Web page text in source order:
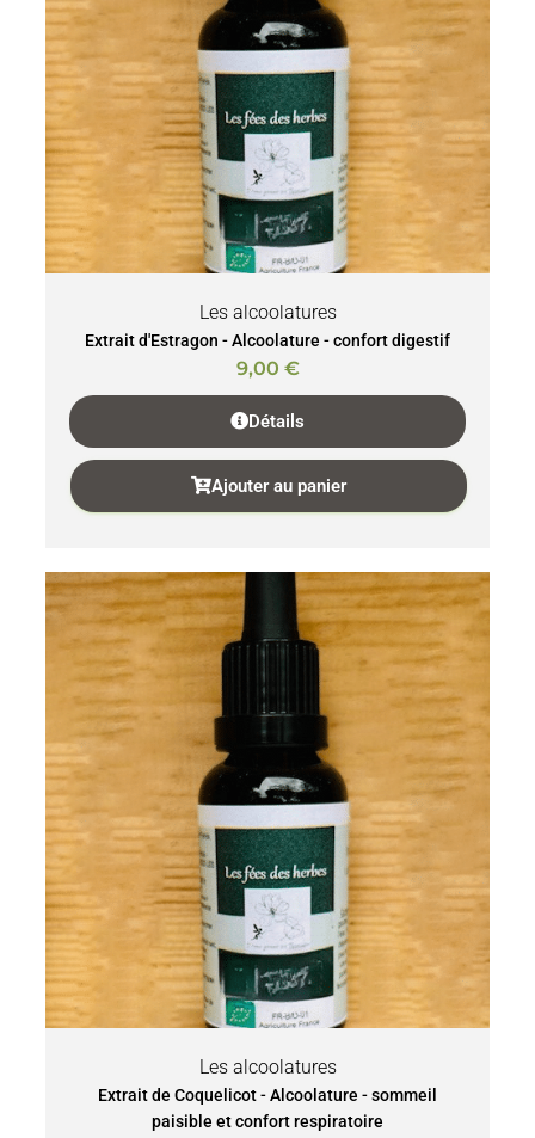
Les alcoolatures
Extrait d'Estragon - Alcoolature - confort digestif
9,00 €
Détails
Ajouter au panier
Les alcoolatures
Extrait de Coquelicot - Alcoolature - sommeil
paisible et confort respiratoire